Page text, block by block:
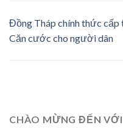
Đồng Tháp chính thức cấp
Căn cước cho người dân
CHÀO MỪNG ĐẾN